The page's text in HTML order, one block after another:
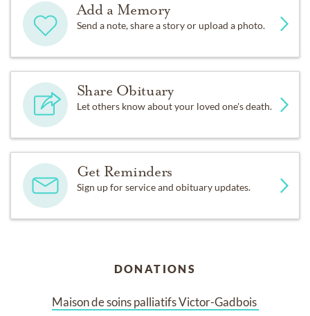
Add a Memory
Send a note, share a story or upload a photo.
Share Obituary
Let others know about your loved one's death.
Get Reminders
Sign up for service and obituary updates.
DONATIONS
Maison de soins palliatifs Victor-Gadbois